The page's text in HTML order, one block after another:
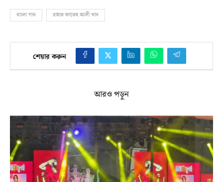
বাংলা গান রাহাত ফাতেহ আলী খান
শেয়ার করুন
আরও পড়ুন